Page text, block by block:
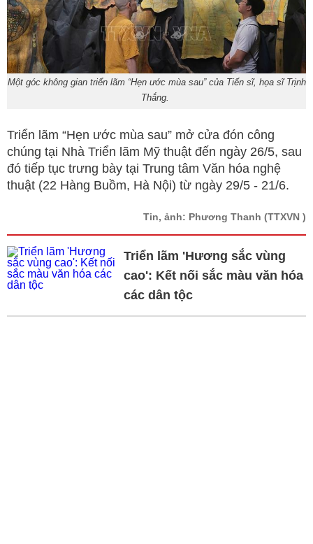
Một góc không gian triển lãm “Hẹn ước mùa sau” của Tiến sĩ, họa sĩ Trịnh
Thắng.
Triển lãm “Hẹn ước mùa sau” mở cửa đón công
chúng tại Nhà Triển lãm Mỹ thuật đến ngày 26/5, sau
đó tiếp tục trưng bày tại Trung tâm Văn hóa nghệ
thuật (22 Hàng Buồm, Hà Nội) từ ngày 29/5 - 21/6.
Tin, ảnh: Phương Thanh (TTXVN )
Triển lãm 'Hương sắc vùng
cao': Kết nối sắc màu văn hóa
các dân tộc